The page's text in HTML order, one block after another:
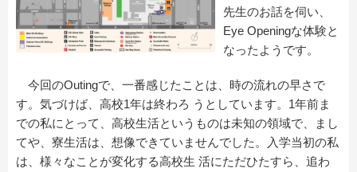
先生のお話を伺い、
Eye Openingな体験と
なったようです。
今回のOutingで、⼀番感じたことは、時の流れの早さで
す。気づけば、⾼校1年は終わろ うとしています。1年前ま
での私にとって、⾼校⽣活というものは未知の領域で、まし
てや、寮⽣活は、想像できていませんでした。⼊学当初の私
は、様々なことが変化する⾼校⽣ 活にただひたすら、追わ